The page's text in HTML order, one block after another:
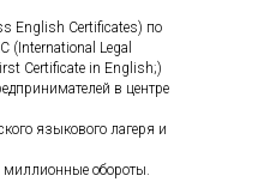
English Certificates) по
(International Legal
Certificate in English;)
в центре
языкового лагеря и
обороты.